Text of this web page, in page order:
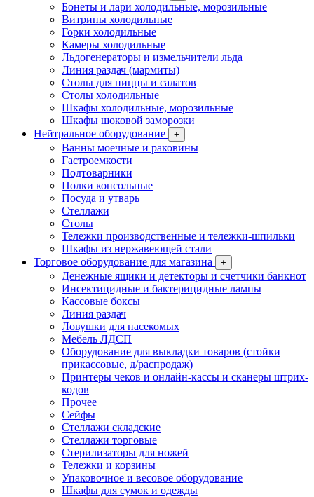
Бонеты и лари холодильные, морозильные
Витрины холодильные
Горки холодильные
Камеры холодильные
Льдогенераторы и измельчители льда
Линия раздач (мармиты)
Столы для пиццы и салатов
Столы холодильные
Шкафы холодильные, морозильные
Шкафы шоковой заморозки
Нейтральное оборудование
+
Ванны моечные и раковины
Гастроемкости
Подтоварники
Полки консольные
Посуда и утварь
Стеллажи
Столы
Тележки производственные и тележки-шпильки
Шкафы из нержавеющей стали
Торговое оборудование для магазина
+
Денежные ящики и детекторы и счетчики банкнот
Инсектицидные и бактерицидные лампы
Кассовые боксы
Линия раздач
Ловушки для насекомых
Мебель ЛДСП
Оборудование для выкладки товаров (стойки
прикассовые, д/распродаж)
Принтеры чеков и онлайн-кассы и сканеры штрих-
кодов
Прочее
Сейфы
Стеллажи складские
Стеллажи торговые
Стерилизаторы для ножей
Тележки и корзины
Упаковочное и весовое оборудование
Шкафы для сумок и одежды